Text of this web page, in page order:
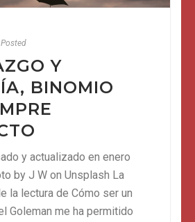
Posted
Y
BINOMIO
y actualizado en enero
by J W on Unsplash La
la lectura de Cómo ser un
Goleman me ha permitido